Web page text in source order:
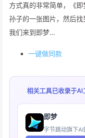
方式真的非常简单，《
孙子的一张图片，然后找
我们来到即梦…
一键做同款
相关工具已收录于AI
即梦
字节跳动旗下